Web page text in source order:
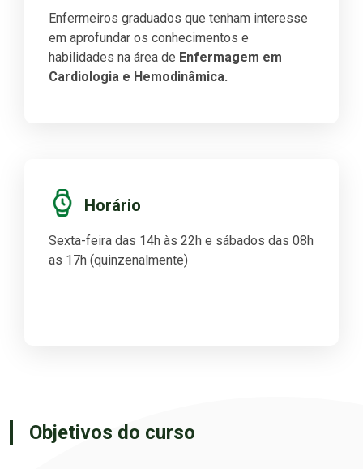
Enfermeiros graduados que tenham interesse
em aprofundar os conhecimentos e
habilidades na área de Enfermagem em
Cardiologia e Hemodinâmica.
Horário
Sexta-feira das 14h às 22h e sábados das 08h
as 17h (quinzenalmente)
Objetivos do curso